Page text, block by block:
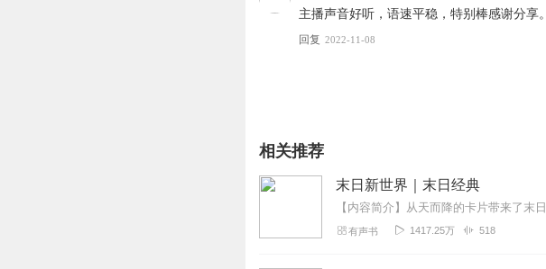
主播声音好听，语速平稳，特别棒感谢分享。
回复 2022-11-08
相关推荐
末日新世界｜末日经典
有声书 1417.25万 518